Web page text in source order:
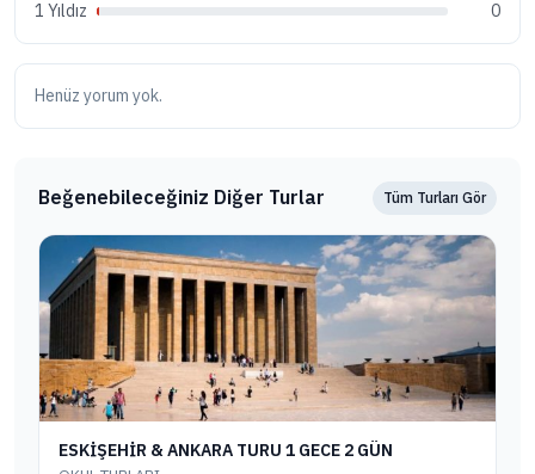
1 Yıldız
0
Henüz yorum yok.
Beğenebileceğiniz Diğer Turlar Tüm Turları Gör
ESKİŞEHİR & ANKARA TURU 1 GECE 2 GÜN